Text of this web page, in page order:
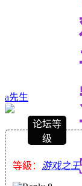
a先生
论坛等
级
等級： 游戏之王